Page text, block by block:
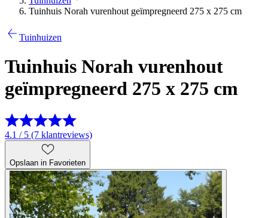
Tuinhuis Norah vurenhout geïmpregneerd 275 x 275 cm
Tuinhuizen
Tuinhuis Norah vurenhout
geïmpregneerd 275 x 275 cm
4.1 / 5 (7 klantreviews)
Opslaan in Favorieten